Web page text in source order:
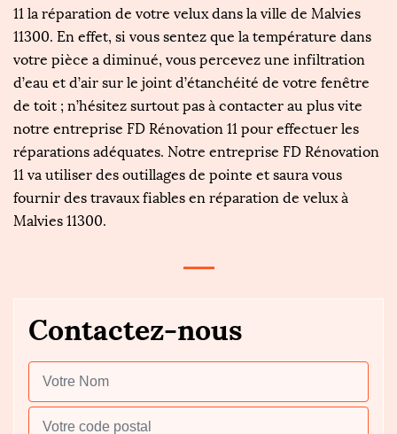
11 la réparation de votre velux dans la ville de Malvies
11300. En effet, si vous sentez que la température dans
votre pièce a diminué, vous percevez une infiltration
d’eau et d’air sur le joint d’étanchéité de votre fenêtre
de toit ; n’hésitez surtout pas à contacter au plus vite
notre entreprise FD Rénovation 11 pour effectuer les
réparations adéquates. Notre entreprise FD Rénovation
11 va utiliser des outillages de pointe et saura vous
fournir des travaux fiables en réparation de velux à
Malvies 11300.
Contactez-nous